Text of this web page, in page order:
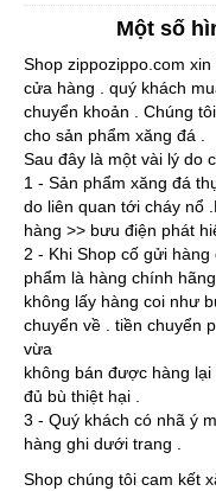
Một số
Shop zippozippo.com
cửa hàng . quý khách
chuyển khoản . Chúng
cho sản phẩm xăng đá .
Sau đây là một vài lý do
1 - Sản phẩm xăng đá
do liên quan tới cháy nổ
hàng >> bưu điện phát
2 - Khi Shop cố gửi
phẩm là hàng chính
không lấy hàng coi như
chuyển về . tiền chuyển
vừa
không bán được hàng
đủ bù thiệt hại .
3 - Quý khách có nhã ý
hàng ghi dưới trang .
Shop chúng tôi cam kết